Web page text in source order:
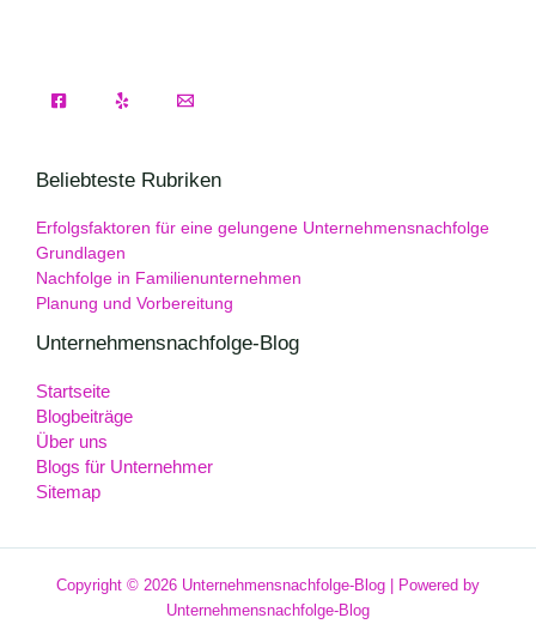
Beliebteste Rubriken
Erfolgsfaktoren für eine gelungene Unternehmensnachfolge
Grundlagen
Nachfolge in Familienunternehmen
Planung und Vorbereitung
Unternehmensnachfolge-Blog
Startseite
Blogbeiträge
Über uns
Blogs für Unternehmer
Sitemap
Copyright © 2026 Unternehmensnachfolge-Blog | Powered by
Unternehmensnachfolge-Blog